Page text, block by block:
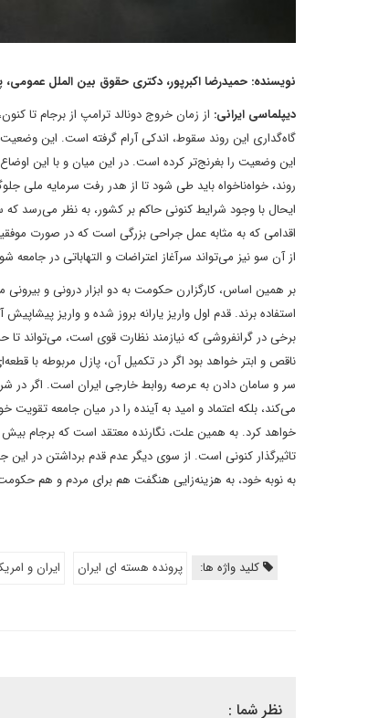
نویسنده: حمیدرضا اکبرپور، دکتری حقوق بین الملل
دیپلماسی ایرانی: از زمان خروج دونالد ترامپ از برجام تا
گاه‌گداری این روند سقوط، اندکی آرام گرفته است. این
این وضعیت را بغرنج‌تر کرده است. در این میان و با این
روند، خواه‌ناخواه باید طی شود تا از هدر رفت سرمایه
ایحال با وجود شرایط کنونی حاکم بر کشور، به نظر می‌رسد که
از آن سو نیز می‌تواند سرآغاز اعتراضات و التهاباتی در جامعه
بر همین اساس، کارگزارن حکومت به دو ابزار درونی و
استفاده برند. قدم اول واریز یارانه بروز شده و واریز
برخی در گرانفروشی که نیازمند نظارت قوی است، می‌تواند
ناقص و ابتر خواهد بود اگر در تکمیل آن، پازل مربوطه با
سر و سامان دادن به عرصه روابط خارجی ایران است. اگر در
می‌کند، بلکه اعتماد و امید به آینده را در میان جامعه
خواهد کرد. به همین علت، نگارنده معتقد است که برجام
تاثیرگذار کنونی است. از سوی دیگر عدم قدم برداشتن در این
به نوبه خود، به هزینه‌زایی هنگفت هم برای مردم و هم
کلید واژه ها: پرونده هسته ای ایران ایران و
نظر شما :